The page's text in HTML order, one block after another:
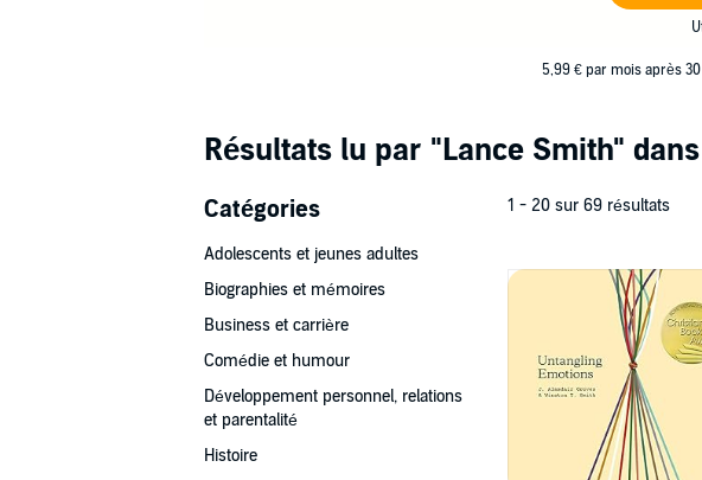
5,99 € par mois après
Résultats lu par "Lance Smith"
Catégories
Adolescents et jeunes adultes
Biographies et mémoires
Business et carrière
Comédie et humour
Développement personnel, relations
et parentalité
Histoire
1 - 20 sur 69 résultats